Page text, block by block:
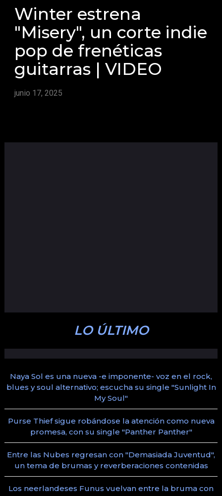
Winter estrena
"Misery", un corte indie
pop de frenéticas
guitarras | VIDEO
junio 17, 2025
LO ÚLTIMO
Naya Sol es una nueva -e imponente- voz en el rock,
blues y soul alternativo; escucha su single "Sunlight In
My Soul"
Purse Thief sigue robándose la atención como nueva
promesa, con su single "Panther Panther"
Entre las Nubes regresan con "Demasiada Juventud",
un tema de brumas y reverberaciones contenidas
Los neerlandeses Funus vuelvan entre la bruma con